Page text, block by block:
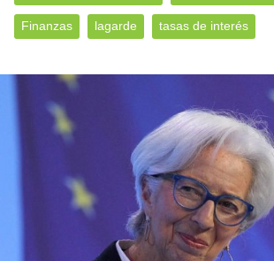
Finanzas lagarde tasas de interés